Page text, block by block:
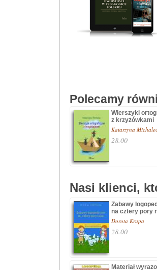
Polecamy
Wierszyki
z krzyżówkami
Katarzyna
28.00
Nasi klienci,
Zabawy
na cztery pory
Dorota Krupa
28.00
Materiał